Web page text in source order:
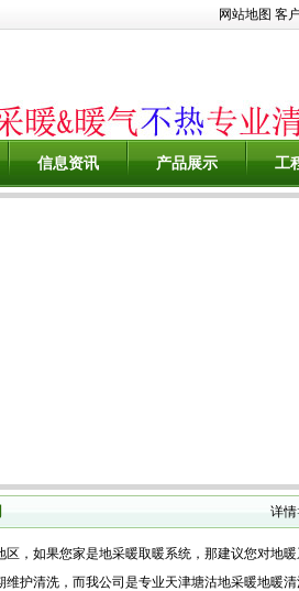
网站地图 客
信息资讯 产品展示 工
详情
，如果您家是地采暖取暖系统，那建议您对地暖
维护清洗，而我公司是专业天津塘沽地采暖地暖